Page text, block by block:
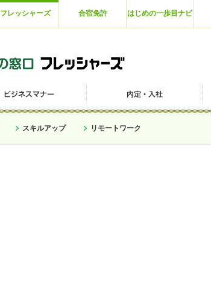
フレッシャーズ 合宿免許 はじめの一歩目ナビ
スキルアップ リモートワーク